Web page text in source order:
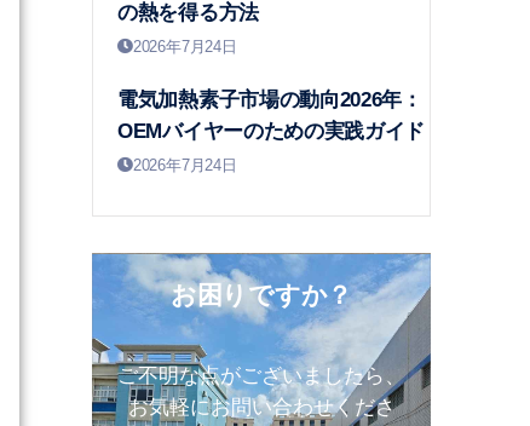
の熱を得る方法
2026年7月24日
電気加熱素子市場の動向2026年：
OEMバイヤーのための実践ガイド
2026年7月24日
お困りですか？
ご不明な点がございましたら、
お気軽にお問い合わせくださ